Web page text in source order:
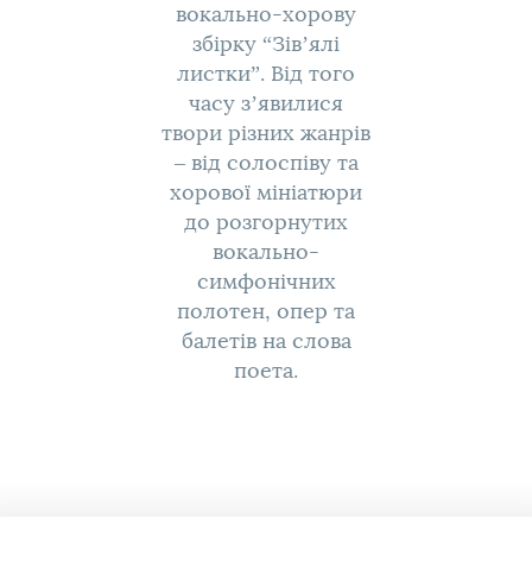
вокально-хорову
збірку “Зів’ялі
листки”. Від того
часу з’явилися
твори різних жанрів
– від солоспіву та
хорової мініатюри
до розгорнутих
вокально-
симфонічних
полотен, опер та
балетів на слова
поета.